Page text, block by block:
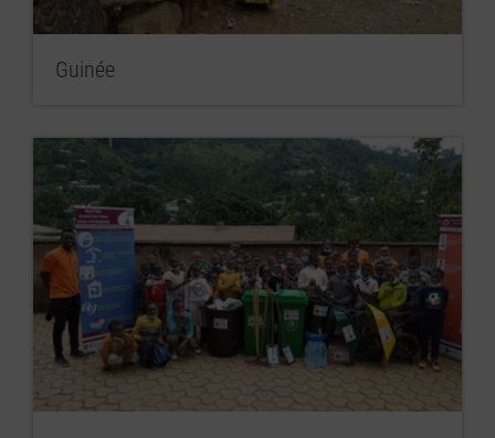
Guinée